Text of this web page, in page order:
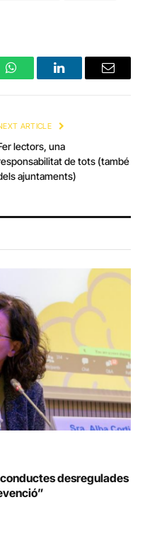
WhatsAppLinkedInEmail
ARTICLE
lectors, una
de tots (també
ajuntaments)
desregulades